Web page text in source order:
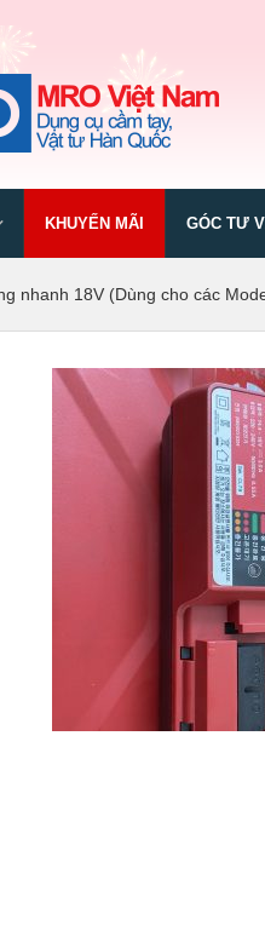
KHUYẾN MÃI GÓC TƯ
nhanh 18V (Dùng cho các